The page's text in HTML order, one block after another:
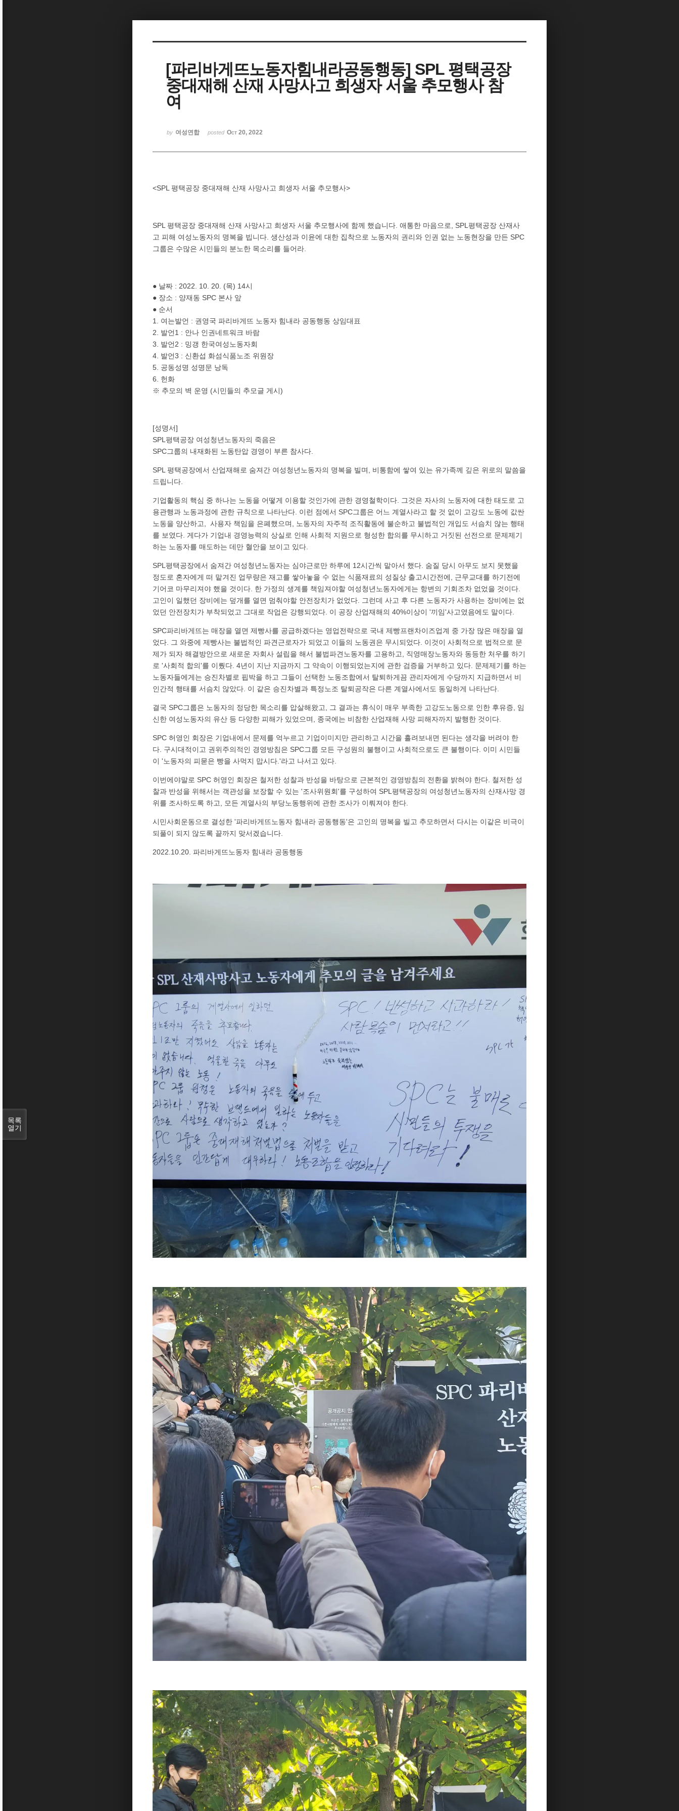
[파리바게뜨노동자힘내라공동행동] SPL 평택공장
중대재해 산재 사망사고 희생자 서울 추모행사 참
여
by 여성연합 posted Oct 20, 2022
<SPL 평택공장 중대재해 산재 사망사고 희생자 서울 추모행사>
SPL 평택공장 중대재해 산재 사망사고 희생자 서울 추모행사에 함께 했습니다. 애통한 마음으로, SPL평택공장 산재사
고 피해 여성노동자의 명복을 빕니다. 생산성과 이윤에 대한 집착으로 노동자의 권리와 인권 없는 노동현장을 만든 SPC
그룹은 수많은 시민들의 분노한 목소리를 들어라.
● 날짜 : 2022. 10. 20. (목) 14시
● 장소 : 양재동 SPC 본사 앞
● 순서
1. 여는발언 : 권영국 파리바게뜨 노동자 힘내라 공동행동 상임대표
2. 발언1 : 안나 인권네트워크 바람
3. 발언2 : 밍갱 한국여성노동자회
4. 발언3 : 신환섭 화섬식품노조 위원장
5. 공동성명 성명문 낭독
6. 헌화
※ 추모의 벽 운영 (시민들의 추모글 게시)
[성명서]
SPL평택공장 여성청년노동자의 죽음은
SPC그룹의 내재화된 노동탄압 경영이 부른 참사다.
SPL 평택공장에서 산업재해로 숨져간 여성청년노동자의 명복을 빌며, 비통함에 쌓여 있는 유가족께 깊은 위로의 말씀을
드립니다.
기업활동의 핵심 중 하나는 노동을 어떻게 이용할 것인가에 관한 경영철학이다. 그것은 자사의 노동자에 대한 태도로 고
용관행과 노동과정에 관한 규칙으로 나타난다. 이런 점에서 SPC그룹은 어느 계열사라고 할 것 없이 고강도 노동에 값싼
노동을 양산하고, 사용자 책임을 은폐했으며, 노동자의 자주적 조직활동에 불순하고 불법적인 개입도 서슴치 않는 행태
를 보였다. 게다가 기업내 경영능력의 상실로 인해 사회적 지원으로 형성한 합의를 무시하고 거짓된 선전으로 문제제기
하는 노동자를 매도하는 데만 혈안을 보이고 있다.
SPL평택공장에서 숨져간 여성청년노동자는 심야근로만 하루에 12시간씩 맡아서 했다. 숨질 당시 아무도 보지 못했을
정도로 혼자에게 떠 맡겨진 업무량은 재고를 쌓아놓을 수 없는 식품재료의 성질상 출고시간전에, 근무교대를 하기전에
기어코 마무리져야 했을 것이다. 한 가정의 생계를 책임져야할 여성청년노동자에게는 항변의 기회조차 없었을 것이다.
고인이 일했던 장비에는 덮개를 열면 멈춰야할 안전장치가 없었다. 그런데 사고 후 다른 노동자가 사용하는 장비에는 없
었던 안전장치가 부착되었고 그대로 작업은 강행되었다. 이 공장 산업재해의 40%이상이 '끼임'사고였음에도 말이다.
SPC파리바게뜨는 매장을 열면 제빵사를 공급하겠다는 영업전략으로 국내 제빵프랜차이즈업계 중 가장 많은 매장을 열
었다. 그 와중에 제빵사는 불법적인 파견근로자가 되었고 이들의 노동권은 무시되었다. 이것이 사회적으로 법적으로 문
제가 되자 해결방안으로 새로운 자회사 설립을 해서 불법파견노동자를 고용하고, 직영매장노동자와 동등한 처우를 하기
로 '사회적 합의'를 이뤘다. 4년이 지난 지금까지 그 약속이 이행되었는지에 관한 검증을 거부하고 있다. 문제제기를 하는
노동자들에게는 승진차별로 핍박을 하고 그들이 선택한 노동조합에서 탈퇴하게끔 관리자에게 수당까지 지급하면서 비
인간적 행태를 서슴치 않았다. 이 같은 승진차별과 특정노조 탈퇴공작은 다른 계열사에서도 동일하게 나타난다.
결국 SPC그룹은 노동자의 정당한 목소리를 압살해왔고, 그 결과는 휴식이 매우 부족한 고강도노동으로 인한 후유증, 임
신한 여성노동자의 유산 등 다양한 피해가 있었으며, 종국에는 비참한 산업재해 사망 피해자까지 발행한 것이다.
SPC 허영인 회장은 기업내에서 문제를 억누르고 기업이미지만 관리하고 시간을 흘려보내면 된다는 생각을 버려야 한
다. 구시대적이고 권위주의적인 경영방침은 SPC그룹 모든 구성원의 불행이고 사회적으로도 큰 불행이다. 이미 시민들
이 '노동자의 피묻은 빵을 사먹지 맙시다.'라고 나서고 있다.
이번에야말로 SPC 허영인 회장은 철저한 성찰과 반성을 바탕으로 근본적인 경영방침의 전환을 밝혀야 한다. 철저한 성
찰과 반성을 위해서는 객관성을 보장할 수 있는 '조사위원회'를 구성하여 SPL평택공장의 여성청년노동자의 산재사망 경
위를 조사하도록 하고, 모든 계열사의 부당노동행위에 관한 조사가 이뤄져야 한다.
시민사회운동으로 결성한 '파리바게뜨노동자 힘내라 공동행동'은 고인의 명복을 빌고 추모하면서 다시는 이같은 비극이
되풀이 되지 않도록 끝까지 맞서겠습니다.
2022.10.20. 파리바게뜨노동자 힘내라 공동행동
목록
열기
Sketchbook5, 스케치북5
Sketchbook5, 스케치북5